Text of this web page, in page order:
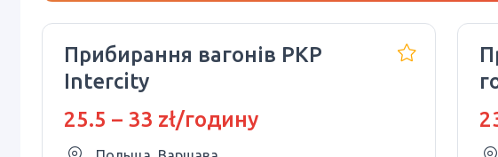
Прибирання вагонів PKP
Intercity
25.5 – 33 zł/годину